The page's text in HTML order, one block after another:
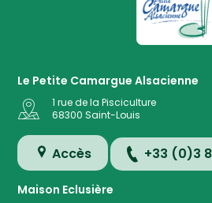
Le Petite Camargue Alsacienne
1 rue de la Pisciculture
68300 Saint-Louis
Accès +33 (0)3
Maison Eclusière